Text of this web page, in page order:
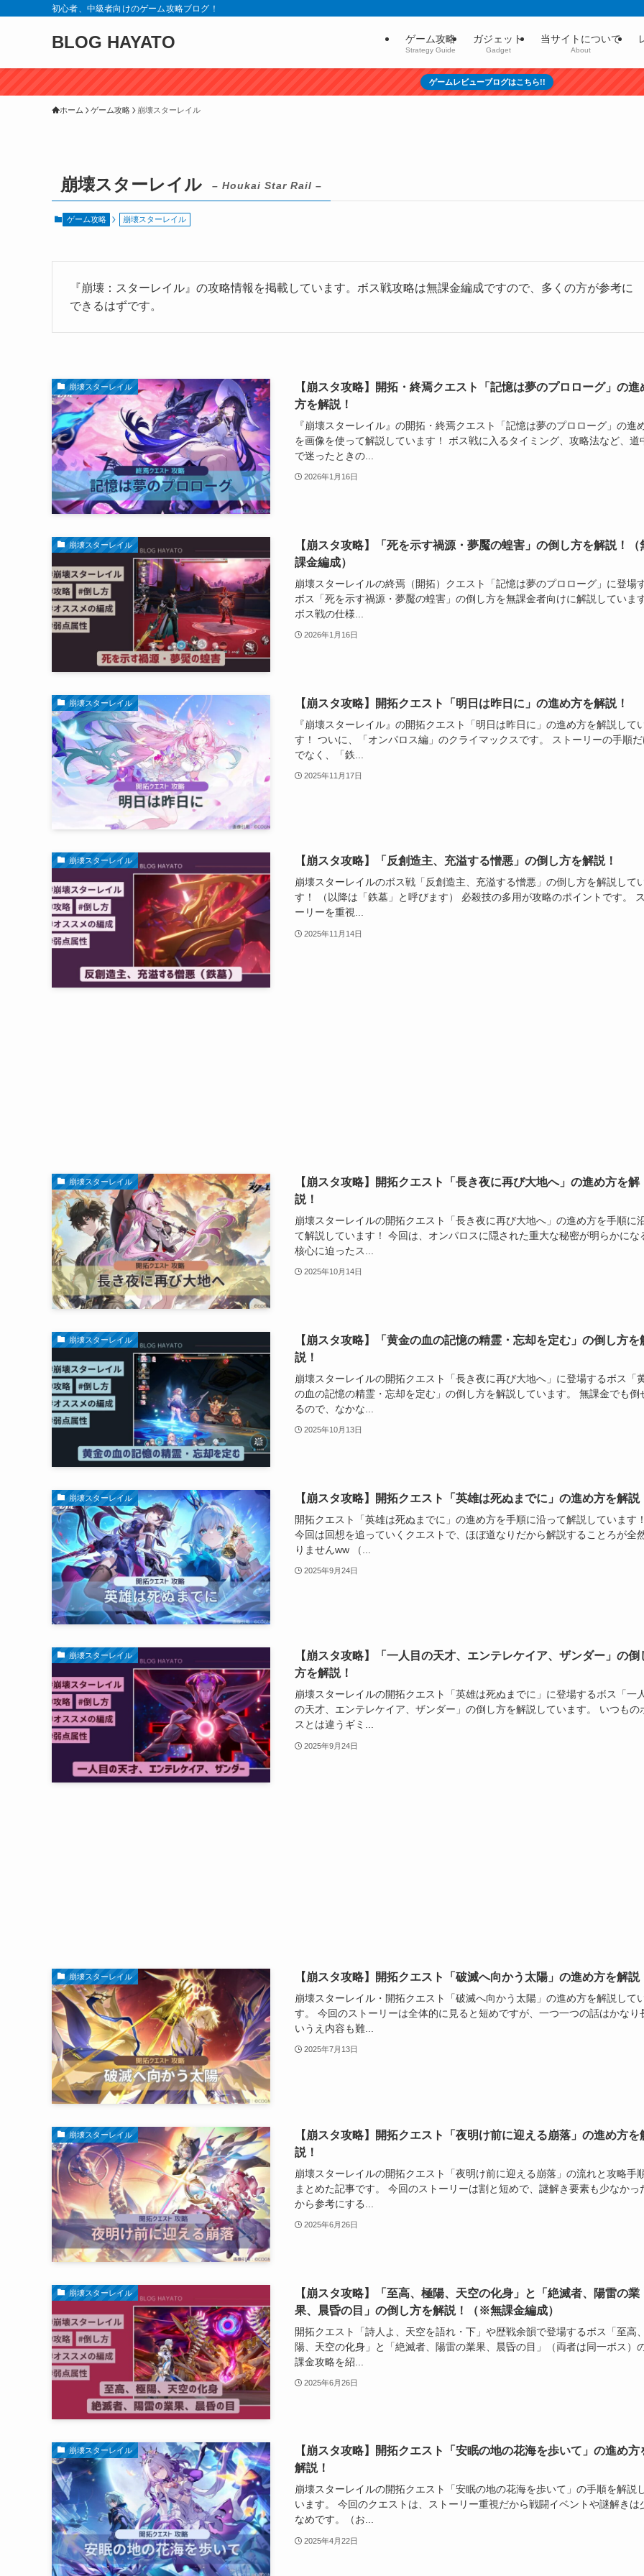
初心者、中級者向けのゲーム攻略ブログ！
BLOG HAYATO ゲーム攻略
Strategy Guide
ガジェット
Gadget
当サイトについて
About
ゲームレビューブログはこちら!!
ホーム ゲーム攻略 崩壊スターレイル
崩壊スターレイル – Houkai Star Rail –
ゲーム攻略 崩壊スターレイル
『崩壊：スターレイル』の攻略情報を掲載しています。ボス戦攻略は無課金編成ですので、多くの方が参考に
できるはずです。
崩壊スターレイル
【崩スタ攻略】開拓・終焉クエスト「記憶は夢のプロローグ」の進
方を解説！
『崩壊スターレイル』の開拓・終焉クエスト「記憶は夢のプロローグ」の進
を画像を使って解説しています！ ボス戦に入るタイミング、攻略法など、道
で迷ったときの...
2026年1月16日
崩壊スターレイル
【崩スタ攻略】「死を示す禍源・夢魘の蝗害」の倒し方を解説！（
課金編成）
崩壊スターレイルの終焉（開拓）クエスト「記憶は夢のプロローグ」に登場
ボス「死を示す禍源・夢魘の蝗害」の倒し方を無課金者向けに解説していま
ボス戦の仕様...
2026年1月16日
崩壊スターレイル 【崩スタ攻略】開拓クエスト「明日は昨日に」の進め方を解説！
『崩壊スターレイル』の開拓クエスト「明日は昨日に」の進め方を解説して
す！ ついに、「オンパロス編」のクライマックスです。 ストーリーの手順
でなく、「鉄...
2025年11月17日
崩壊スターレイル 【崩スタ攻略】「反創造主、充溢する憎悪」の倒し方を解説！
崩壊スターレイルのボス戦「反創造主、充溢する憎悪」の倒し方を解説して
す！ （以降は「鉄墓」と呼びます） 必殺技の多用が攻略のポイントです。
ーリーを重視...
2025年11月14日
崩壊スターレイル
【崩スタ攻略】開拓クエスト「長き夜に再び大地へ」の進め方を解
説！
崩壊スターレイルの開拓クエスト「長き夜に再び大地へ」の進め方を手順に
て解説しています！ 今回は、オンパロスに隠された重大な秘密が明らかにな
核心に迫ったス...
2025年10月14日
崩壊スターレイル
【崩スタ攻略】「黄金の血の記憶の精霊・忘却を定む」の倒し方を
説！
崩壊スターレイルの開拓クエスト「長き夜に再び大地へ」に登場するボス「
の血の記憶の精霊・忘却を定む」の倒し方を解説しています。 無課金でも倒
るので、なかな...
2025年10月13日
崩壊スターレイル 【崩スタ攻略】開拓クエスト「英雄は死ぬまでに」の進め方を解説
開拓クエスト「英雄は死ぬまでに」の進め方を手順に沿って解説しています
今回は回想を追っていくクエストで、ほぼ道なりだから解説することろが全
りませんww （...
2025年9月24日
崩壊スターレイル
【崩スタ攻略】「一人目の天才、エンテレケイア、ザンダー」の倒
方を解説！
崩壊スターレイルの開拓クエスト「英雄は死ぬまでに」に登場するボス「一
の天才、エンテレケイア、ザンダー」の倒し方を解説しています。 いつもの
スとは違うギミ...
2025年9月24日
崩壊スターレイル 【崩スタ攻略】開拓クエスト「破滅へ向かう太陽」の進め方を解説
崩壊スターレイル・開拓クエスト「破滅へ向かう太陽」の進め方を解説して
す。 今回のストーリーは全体的に見ると短めですが、一つ一つの話はかなり
いうえ内容も難...
2025年7月13日
崩壊スターレイル
【崩スタ攻略】開拓クエスト「夜明け前に迎える崩落」の進め方を
説！
崩壊スターレイルの開拓クエスト「夜明け前に迎える崩落」の流れと攻略手
まとめた記事です。 今回のストーリーは割と短めで、謎解き要素も少なかっ
から参考にする...
2025年6月26日
崩壊スターレイル
【崩スタ攻略】「至高、極陽、天空の化身」と「絶滅者、陽雷の業
果、晨昏の目」の倒し方を解説！（※無課金編成）
開拓クエスト「詩人よ、天空を語れ・下」や歴戦余韻で登場するボス「至高
陽、天空の化身」と「絶滅者、陽雷の業果、晨昏の目」（両者は同一ボス）
課金攻略を紹...
2025年6月26日
崩壊スターレイル
【崩スタ攻略】開拓クエスト「安眠の地の花海を歩いて」の進め方
解説！
崩壊スターレイルの開拓クエスト「安眠の地の花海を歩いて」の手順を解説
います。 今回のクエストは、ストーリー重視だから戦闘イベントや謎解きは
なめです。（お...
2025年4月22日